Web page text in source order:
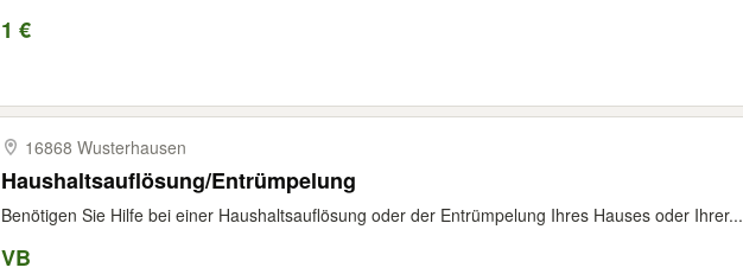
1 €
16868 Wusterhausen
Haushaltsauflösung/Entrümpelung
Benötigen Sie Hilfe bei einer Haushaltsauflösung oder der Entrümpelung Ihres Hauses oder Ihrer...
VB